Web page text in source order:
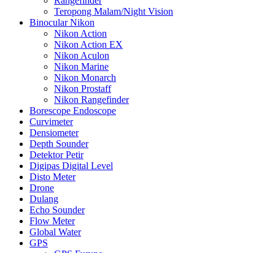
Teropong Malam/Night Vision
Binocular Nikon
Nikon Action
Nikon Action EX
Nikon Aculon
Nikon Marine
Nikon Monarch
Nikon Prostaff
Nikon Rangefinder
Borescope Endoscope
Curvimeter
Densiometer
Depth Sounder
Detektor Petir
Digipas Digital Level
Disto Meter
Drone
Dulang
Echo Sounder
Flow Meter
Global Water
GPS